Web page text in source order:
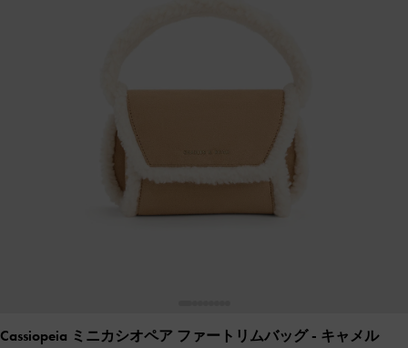
Cassiopeia ミニカシオペア ファートリムバッグ- キャメル